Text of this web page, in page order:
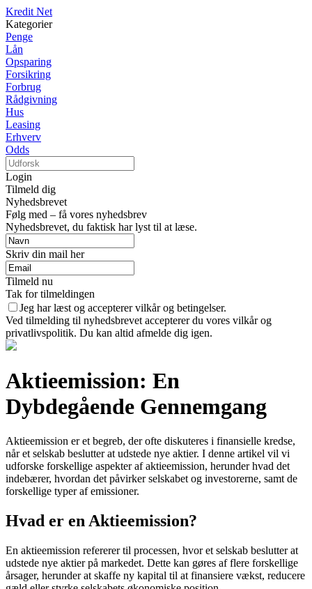
Kredit Net
Kategorier
Penge
Lån
Opsparing
Forsikring
Forbrug
Rådgivning
Hus
Leasing
Erhverv
Odds
Login
Tilmeld dig
Nyhedsbrevet
Følg med – få vores nyhedsbrev
Nyhedsbrevet, du faktisk har lyst til at læse.
Skriv din mail her
Tilmeld nu
Tak for tilmeldingen
Jeg har læst og accepterer vilkår og betingelser.
Ved tilmelding til nyhedsbrevet accepterer du vores vilkår og
privatlivspolitik. Du kan altid afmelde dig igen.
Aktieemission: En
Dybdegående Gennemgang
Aktieemission er et begreb, der ofte diskuteres i finansielle kredse,
når et selskab beslutter at udstede nye aktier. I denne artikel vil vi
udforske forskellige aspekter af aktieemission, herunder hvad det
indebærer, hvordan det påvirker selskabet og investorerne, samt de
forskellige typer af emissioner.
Hvad er en Aktieemission?
En aktieemission refererer til processen, hvor et selskab beslutter at
udstede nye aktier på markedet. Dette kan gøres af flere forskellige
årsager, herunder at skaffe ny kapital til at finansiere vækst, reducere